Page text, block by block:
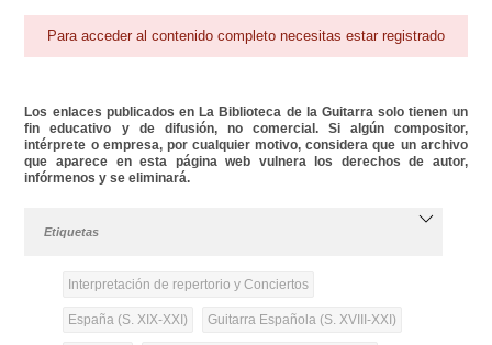
Para acceder al contenido completo necesitas estar registrado
Los enlaces publicados en La Biblioteca de la Guitarra solo tienen un
fin educativo y de difusión, no comercial. Si algún compositor,
intérprete o empresa, por cualquier motivo, considera que un archivo
que aparece en esta página web vulnera los derechos de autor,
infórmenos y se eliminará.
Etiquetas
Interpretación de repertorio y Conciertos
España (S. XIX-XXI) Guitarra Española (S. XVIII-XXI)